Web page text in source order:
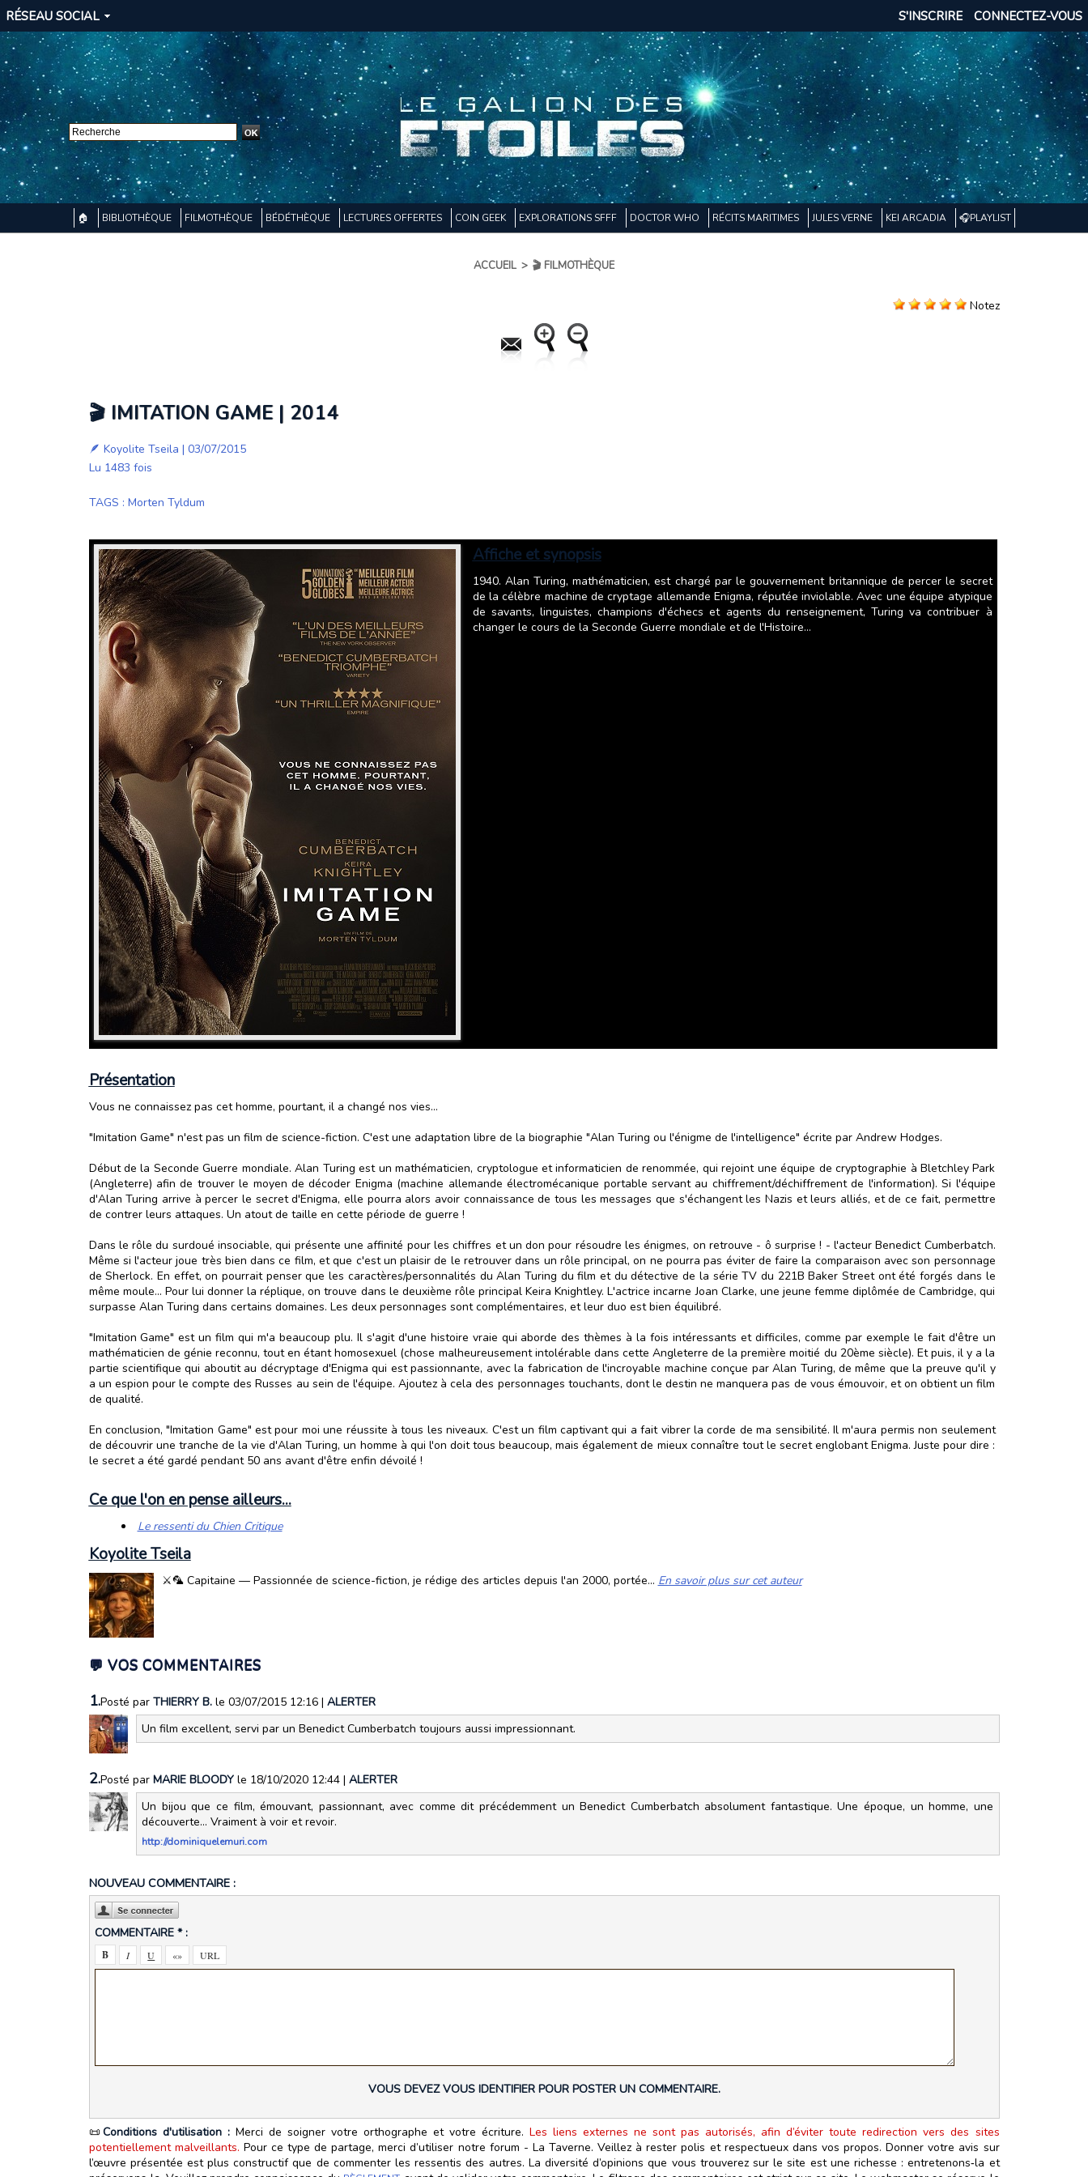
RÉSEAU SOCIAL CONNECTEZ-VOUS
S'INSCRIRE
🏠 BIBLIOTHÈQUE FILMOTHÈQUE BÉDÉTHÈQUE LECTURES OFFERTES COIN GEEK EXPLORATIONS SFFF DOCTOR WHO RÉCITS MARITIMES JULES VERNE KEI ARCADIA 🎧PLAYLIST
ACCUEIL > 🎬 FILMOTHÈQUE
Notez
🎬 IMITATION GAME | 2014
🪶 Koyolite Tseila | 03/07/2015
Lu 1483 fois
TAGS : Morten Tyldum
Affiche et synopsis
1940. Alan Turing, mathématicien, est chargé par le gouvernement britannique de percer le secret
de la célèbre machine de cryptage allemande Enigma, réputée inviolable. Avec une équipe atypique
de savants, linguistes, champions d'échecs et agents du renseignement, Turing va contribuer à
changer le cours de la Seconde Guerre mondiale et de l'Histoire...
Présentation
Vous ne connaissez pas cet homme, pourtant, il a changé nos vies...
"Imitation Game" n'est pas un film de science-fiction. C'est une adaptation libre de la biographie "Alan Turing ou l'énigme de l'intelligence" écrite par Andrew Hodges.
Début de la Seconde Guerre mondiale. Alan Turing est un mathématicien, cryptologue et informaticien de renommée, qui rejoint une équipe de cryptographie à Bletchley Park
(Angleterre) afin de trouver le moyen de décoder Enigma (machine allemande électromécanique portable servant au chiffrement/déchiffrement de l'information). Si l'équipe
d'Alan Turing arrive à percer le secret d'Enigma, elle pourra alors avoir connaissance de tous les messages que s'échangent les Nazis et leurs alliés, et de ce fait, permettre
de contrer leurs attaques. Un atout de taille en cette période de guerre !
Dans le rôle du surdoué insociable, qui présente une affinité pour les chiffres et un don pour résoudre les énigmes, on retrouve - ô surprise ! - l'acteur Benedict Cumberbatch.
Même si l'acteur joue très bien dans ce film, et que c'est un plaisir de le retrouver dans un rôle principal, on ne pourra pas éviter de faire la comparaison avec son personnage
de Sherlock. En effet, on pourrait penser que les caractères/personnalités du Alan Turing du film et du détective de la série TV du 221B Baker Street ont été forgés dans le
même moule... Pour lui donner la réplique, on trouve dans le deuxième rôle principal Keira Knightley. L'actrice incarne Joan Clarke, une jeune femme diplômée de Cambridge, qui
surpasse Alan Turing dans certains domaines. Les deux personnages sont complémentaires, et leur duo est bien équilibré.
"Imitation Game" est un film qui m'a beaucoup plu. Il s'agit d'une histoire vraie qui aborde des thèmes à la fois intéressants et difficiles, comme par exemple le fait d'être un
mathématicien de génie reconnu, tout en étant homosexuel (chose malheureusement intolérable dans cette Angleterre de la première moitié du 20ème siècle). Et puis, il y a la
partie scientifique qui aboutit au décryptage d'Enigma qui est passionnante, avec la fabrication de l'incroyable machine conçue par Alan Turing, de même que la preuve qu'il y
a un espion pour le compte des Russes au sein de l'équipe. Ajoutez à cela des personnages touchants, dont le destin ne manquera pas de vous émouvoir, et on obtient un film
de qualité.
En conclusion, "Imitation Game" est pour moi une réussite à tous les niveaux. C'est un film captivant qui a fait vibrer la corde de ma sensibilité. Il m'aura permis non seulement
de découvrir une tranche de la vie d'Alan Turing, un homme à qui l'on doit tous beaucoup, mais également de mieux connaître tout le secret englobant Enigma. Juste pour dire :
le secret a été gardé pendant 50 ans avant d'être enfin dévoilé !
Ce que l'on en pense ailleurs...
Le ressenti du Chien Critique
Koyolite Tseila
⚔️🦜 Capitaine — Passionnée de science-fiction, je rédige des articles depuis l'an 2000, portée... En savoir plus sur cet auteur
💬 VOS COMMENTAIRES
1.Posté par THIERRY B. le 03/07/2015 12:16 | ALERTER
Un film excellent, servi par un Benedict Cumberbatch toujours aussi impressionnant.
2.Posté par MARIE BLOODY le 18/10/2020 12:44 | ALERTER
Un bijou que ce film, émouvant, passionnant, avec comme dit précédemment un Benedict Cumberbatch absolument fantastique. Une époque, un homme, une
découverte... Vraiment à voir et revoir.
http://dominiquelemuri.com
NOUVEAU COMMENTAIRE :
COMMENTAIRE * :
VOUS DEVEZ VOUS IDENTIFIER POUR POSTER UN COMMENTAIRE.
📜Conditions d'utilisation :Merci de soigner votre orthographe et votre écriture.Les liens externes ne sont pas autorisés, afin d’éviter toute redirection vers des sites
potentiellement malveillants. Pour ce type de partage, merci d’utiliser notre forum - La Taverne. Veillez à rester polis et respectueux dans vos propos. Donner votre avis sur
l’œuvre présentée est plus constructif que de commenter les ressentis des autres. La diversité d’opinions que vous trouverez sur le site est une richesse : entretenons‑la et